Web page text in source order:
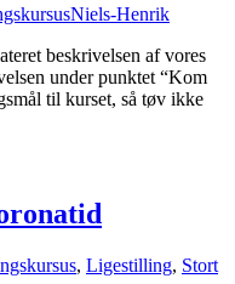
Niels-Henrik
beskrivelsen af vores
under punktet “Kom
til kurset, så tøv ikke
, Ligestilling, Stort